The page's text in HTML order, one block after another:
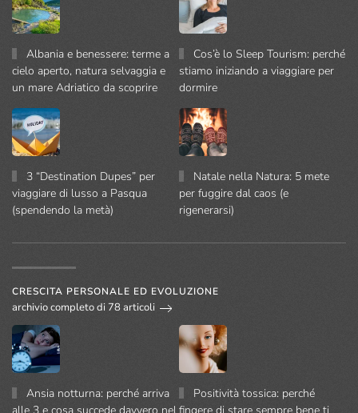
Albania e benessere: terme a
cielo aperto, natura selvaggia e
un mare Adriatico da scoprire
Cos’è lo Sleep Tourism: perché
stiamo iniziando a viaggiare per
dormire
3 “Destination Dupes” per
viaggiare di lusso a Pasqua
(spendendo la metà)
Natale nella Natura: 5 mete
per fuggire dal caos (e
rigenerarsi)
CRESCITA PERSONALE ED EVOLUZIONE
archivio completo di 78 articoli
Ansia notturna: perché arriva
Positività tossica: perché